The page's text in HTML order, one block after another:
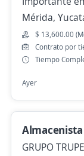
Jefe de
4.2
Ticul, Yucatán
Hace 19 horas
Auxiliar de
Umán, Yucatán
Mérida,
$ 13,600.00
Contrato por
Tiempo
Ayer
Almacenista
GRUPO